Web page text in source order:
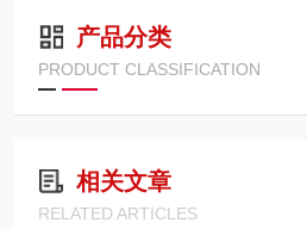
产品分类
PRODUCT CLASSIFICATION
相关文章
RELATED ARTICLES